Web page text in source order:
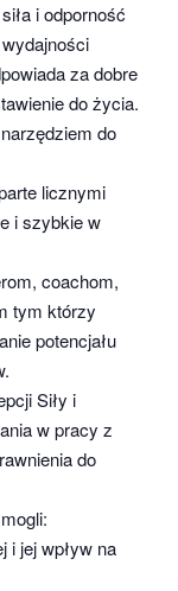
i odporność
za dobre
do życia.
do
licznymi
i szybkie w
coachom,
tym którzy
potencjału
Siły i
w pracy z
do
i jej wpływ na